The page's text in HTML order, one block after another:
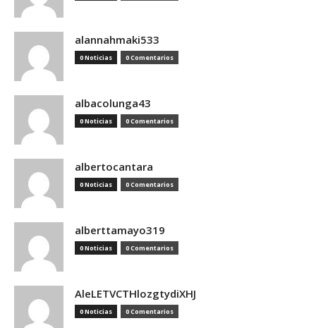
alannahmaki533
0 Noticias 0 Comentarios
albacolunga43
0 Noticias 0 Comentarios
albertocantara
0 Noticias 0 Comentarios
alberttamayo319
0 Noticias 0 Comentarios
AleLETVCTHlozgtydiXHJ
0 Noticias 0 Comentarios